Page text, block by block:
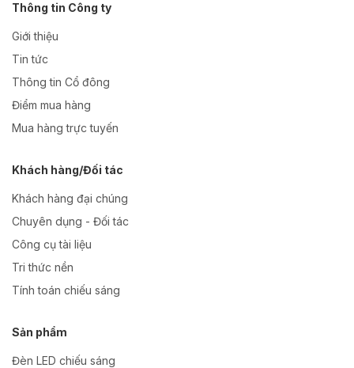
Thông tin Công ty
Giới thiệu
Tin tức
Thông tin Cổ đông
Điểm mua hàng
Mua hàng trực tuyến
Khách hàng/Đối tác
Khách hàng đại chúng
Chuyên dụng - Đối tác
Công cụ tài liệu
Tri thức nền
Tính toán chiếu sáng
Sản phẩm
Đèn LED chiếu sáng